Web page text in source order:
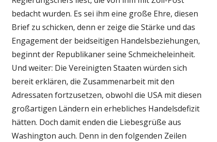
bedacht wurden. Es sei ihm eine große Ehre, diesen
Brief zu schicken, denn er zeige die Stärke und das
Engagement der beidseitigen Handelsbeziehungen,
beginnt der Republikaner seine Schmeicheleinheit.
Und weiter: Die Vereinigten Staaten würden sich
bereit erklären, die Zusammenarbeit mit den
Adressaten fortzusetzen, obwohl die USA mit diesen
großartigen Ländern ein erhebliches Handelsdefizit
hätten. Doch damit enden die Liebesgrüße aus
Washington auch. Denn in den folgenden Zeilen